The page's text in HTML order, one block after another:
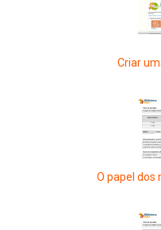
Criar
O papel dos